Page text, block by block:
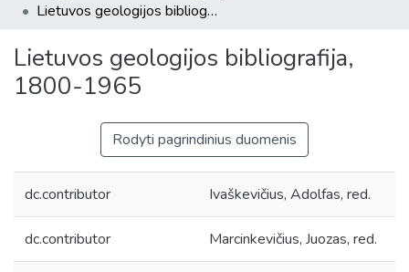
Lietuvos geologijos bibliografija, 1800-1965
Lietuvos geologijos bibliografija,
1800-1965
Rodyti pagrindinius duomenis
dc.contributor Ivaškevičius, Adolfas, red.
dc.contributor Marcinkevičius, Juozas, red.